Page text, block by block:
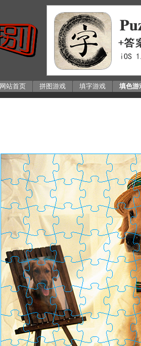
网站首页 拼图游戏 填字游戏 填色游